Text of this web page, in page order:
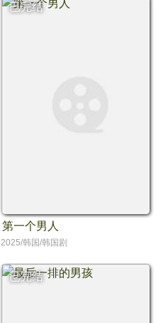
已完结
第一个男人
2025/韩国/韩国剧
已完结